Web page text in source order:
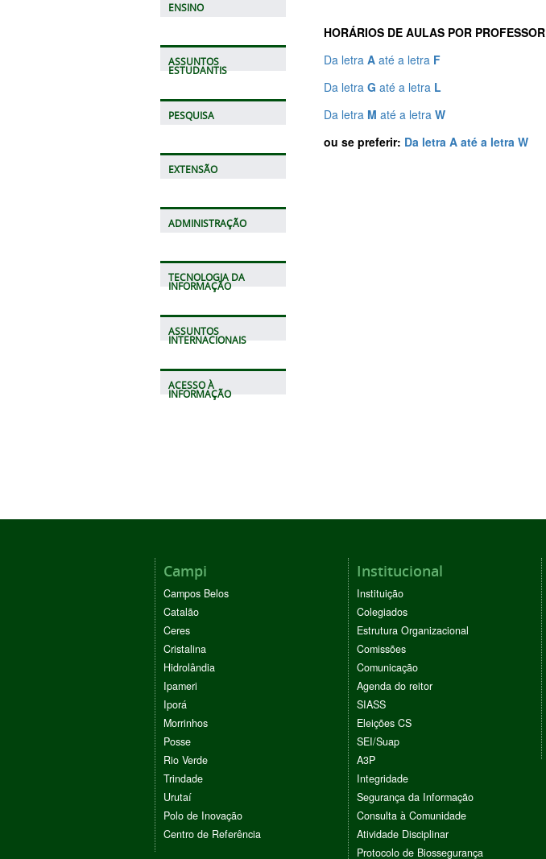
ENSINO
ASSUNTOS
ESTUDANTIS
PESQUISA
EXTENSÃO
ADMINISTRAÇÃO
TECNOLOGIA DA
INFORMAÇÃO
ASSUNTOS
INTERNACIONAIS
ACESSO À
INFORMAÇÃO
HORÁRIOS DE AULAS POR PROFESSOR
Da letra A até a letra F
Da letra G até a letra L
Da letra M até a letra W
ou se preferir: Da letra A até a letra W
Campi
Campos Belos
Catalão
Ceres
Cristalina
Hidrolândia
Ipameri
Iporá
Morrinhos
Posse
Rio Verde
Trindade
Urutaí
Polo de Inovação
Centro de Referência
Institucional
Instituição
Colegiados
Estrutura Organizacional
Comissões
Comunicação
Agenda do reitor
SIASS
Eleições CS
SEI/Suap
A3P
Integridade
Segurança da Informação
Consulta à Comunidade
Atividade Disciplinar
Protocolo de Biossegurança